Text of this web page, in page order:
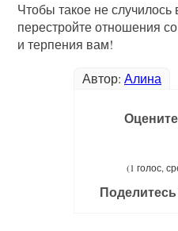
Чтобы такое не
перестройте отношения
и терпения вам!
Автор: Алина
(1 голос,